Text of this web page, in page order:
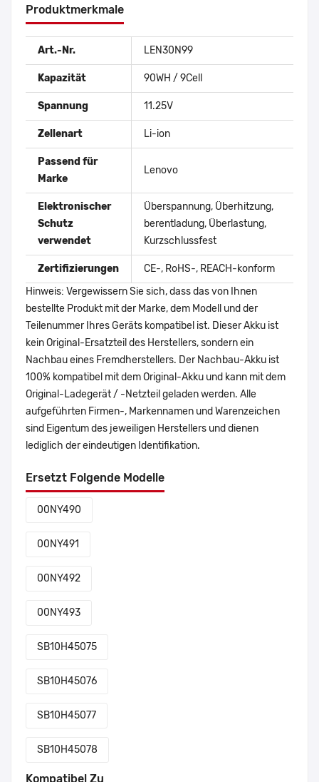
Produktmerkmale
Art.-Nr. LEN30N99
Kapazität 90WH / 9Cell
Spannung 11.25V
Zellenart Li-ion
Passend für
Marke
Lenovo
Elektronischer
Schutz
verwendet
Überspannung, Überhitzung,
berentladung, Überlastung,
Kurzschlussfest
Zertifizierungen
CE-, RoHS-, REACH-konform
Hinweis: Vergewissern Sie sich, dass das von Ihnen
bestellte Produkt mit der Marke, dem Modell und der
Teilenummer Ihres Geräts kompatibel ist. Dieser Akku ist
kein Original-Ersatzteil des Herstellers, sondern ein
Nachbau eines Fremdherstellers. Der Nachbau-Akku ist
100% kompatibel mit dem Original-Akku und kann mit dem
Original-Ladegerät / -Netzteil geladen werden. Alle
aufgeführten Firmen-, Markennamen und Warenzeichen
sind Eigentum des jeweiligen Herstellers und dienen
lediglich der eindeutigen Identifikation.
Ersetzt Folgende Modelle
00NY490
00NY491
00NY492
00NY493
SB10H45075
SB10H45076
SB10H45077
SB10H45078
Kompatibel Zu